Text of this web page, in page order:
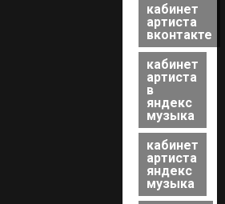
кабинет
артиста
вконтакте
кабинет
артиста
в
яндекс
музыка
кабинет
артиста
яндекс
музыка